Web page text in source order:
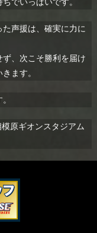
声援は、確実に力に
、次こそ勝利を届け
ます。
原ギオンスタジアム